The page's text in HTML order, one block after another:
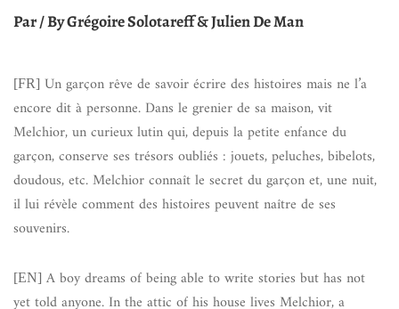
Par / By Grégoire Solotareff & Julien De Man
[FR] Un garçon rêve de savoir écrire des histoires mais ne l’a
encore dit à personne. Dans le grenier de sa maison, vit
Melchior, un curieux lutin qui, depuis la petite enfance du
garçon, conserve ses trésors oubliés : jouets, peluches, bibelots,
doudous, etc. Melchior connaît le secret du garçon et, une nuit,
il lui révèle comment des histoires peuvent naître de ses
souvenirs.
[EN] A boy dreams of being able to write stories but has not
yet told anyone. In the attic of his house lives Melchior, a